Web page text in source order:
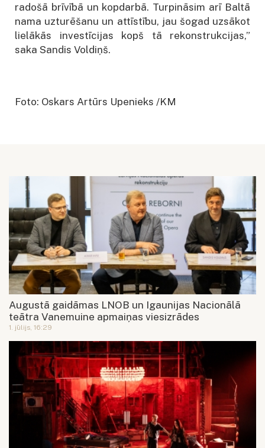
radošā brīvībā un kopdarbā. Turpināsim arī Baltā
nama uzturēšanu un attīstību, jau šogad uzsākot
lielākās investīcijas kopš tā rekonstrukcijas,”
saka Sandis Voldiņš.
Foto: Oskars Artūrs Upenieks /KM
Augustā gaidāmas LNOB un Igaunijas Nacionālā
teātra Vanemuine apmaiņas viesizrādes
1. jūlijs, 16:29